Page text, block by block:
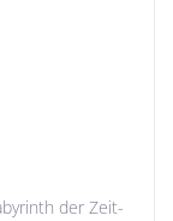
der Zeit-